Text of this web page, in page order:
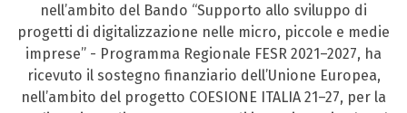
nell’ambito del Bando “Supporto allo sviluppo di
progetti di digitalizzazione nelle micro, piccole e medie
imprese” - Programma Regionale FESR 2021–2027, ha
ricevuto il sostegno finanziario dell’Unione Europea,
nell’ambito del progetto COESIONE ITALIA 21–27, per la